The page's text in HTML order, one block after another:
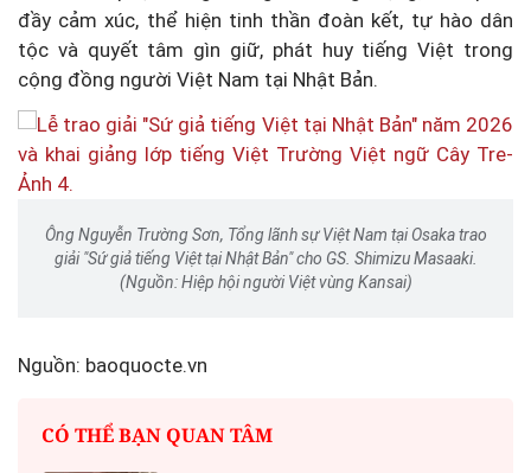
đầy cảm xúc, thể hiện tinh thần đoàn kết, tự hào dân
tộc và quyết tâm gìn giữ, phát huy tiếng Việt trong
cộng đồng người Việt Nam tại Nhật Bản.
Ông Nguyễn Trường Sơn, Tổng lãnh sự Việt Nam tại Osaka trao
giải "Sứ giả tiếng Việt tại Nhật Bản" cho GS. Shimizu Masaaki.
(Nguồn: Hiệp hội người Việt vùng Kansai)
Nguồn: baoquocte.vn
CÓ THỂ BẠN QUAN TÂM